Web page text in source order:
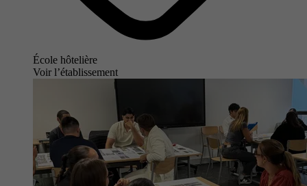
École hôtelière
Voir l’établissement